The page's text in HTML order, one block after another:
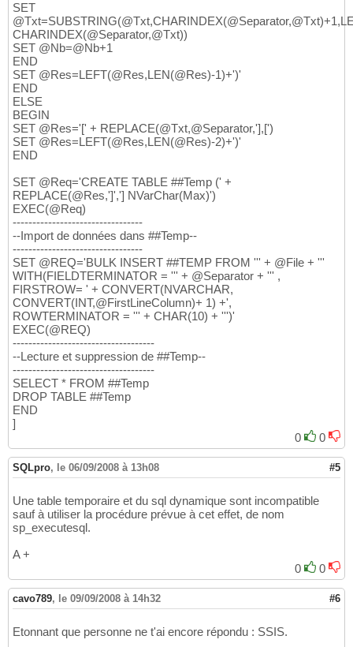
SET
CHARINDEX(@Separator,@Txt))
SET @Nb=@Nb+1
END
SET @Res=LEFT(@Res,LEN(@Res)-1)+')'
END
ELSE
BEGIN
SET @Res='[' + REPLACE(@Txt,@Separator,'],[')
SET @Res=LEFT(@Res,LEN(@Res)-2)+')'
END
SET @Req='CREATE TABLE ##Temp (' +
REPLACE(@Res,']','] NVarChar(Max)')
EXEC(@Req)
---------------------------------
--Import de données dans ##Temp--
---------------------------------
SET @REQ='BULK INSERT ##TEMP FROM ''' + @File + '''
WITH(FIELDTERMINATOR = ''' + @Separator + ''' ,
FIRSTROW= ' + CONVERT(NVARCHAR,
CONVERT(INT,@FirstLineColumn)+ 1) +',
ROWTERMINATOR = ''' + CHAR(10) + ''')'
EXEC(@REQ)
------------------------------------
--Lecture et suppression de ##Temp--
------------------------------------
SELECT * FROM ##Temp
DROP TABLE ##Temp
END
]
0
0
SQLpro, le 06/09/2008 à 13h08 #5
Une table temporaire et du sql dynamique sont incompatible
sauf à utiliser la procédure prévue à cet effet, de nom
sp_executesql.
A +
0
0
cavo789, le 09/09/2008 à 14h32 #6
Etonnant que personne ne t'ai encore répondu : SSIS.